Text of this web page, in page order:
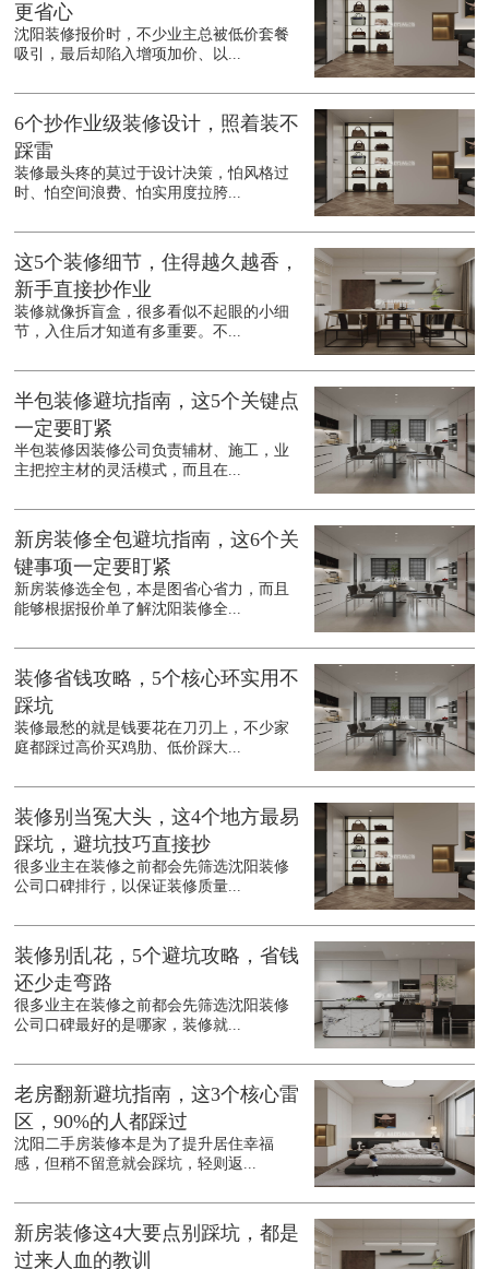
更省心
沈阳装修报价时，不少业主总被低价套餐
吸引，最后却陷入增项加价、以...
6个抄作业级装修设计，照着装不
踩雷
装修最头疼的莫过于设计决策，怕风格过
时、怕空间浪费、怕实用度拉胯...
这5个装修细节，住得越久越香，
新手直接抄作业
装修就像拆盲盒，很多看似不起眼的小细
节，入住后才知道有多重要。不...
半包装修避坑指南，这5个关键点
一定要盯紧
半包装修因装修公司负责辅材、施工，业
主把控主材的灵活模式，而且在...
新房装修全包避坑指南，这6个关
键事项一定要盯紧
新房装修选全包，本是图省心省力，而且
能够根据报价单了解沈阳装修全...
装修省钱攻略，5个核心环实用不
踩坑
装修最愁的就是钱要花在刀刃上，不少家
庭都踩过高价买鸡肋、低价踩大...
装修别当冤大头，这4个地方最易
踩坑，避坑技巧直接抄
很多业主在装修之前都会先筛选沈阳装修
公司口碑排行，以保证装修质量...
装修别乱花，5个避坑攻略，省钱
还少走弯路
很多业主在装修之前都会先筛选沈阳装修
公司口碑最好的是哪家，装修就...
老房翻新避坑指南，这3个核心雷
区，90%的人都踩过
沈阳二手房装修本是为了提升居住幸福
感，但稍不留意就会踩坑，轻则返...
新房装修这4大要点别踩坑，都是
过来人血的教训